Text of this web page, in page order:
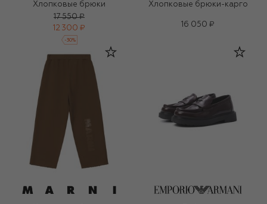
Хлопковые брюки
17 550 ₽
12 300 ₽
-30%
Хлопковые брюки-карго
16 050 ₽